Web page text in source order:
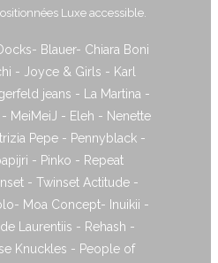
Luxe accessible.
Blauer- Chiara Boni
- Joyce & Girls - Karl
jeans - La Martina -
MeiMeiJ - Eleh - Nenette
Pepe - Pennyblack -
- Pinko - Repeat
- Twinset Actitude -
Moa Concept- Inuikii -
Laurentiis - Rehash -
Knuckles - People of